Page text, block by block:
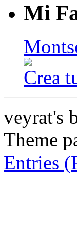
Mi
Crea
veyrat's
Theme
Entries